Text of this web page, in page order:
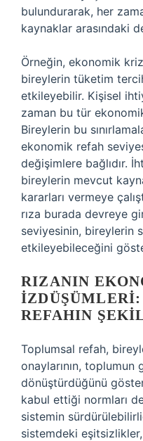
bulundurarak, her
kaynaklar arasındaki
Örneğin, ekonomik
bireylerin tüketim
etkileyebilir. Kişisel
zaman bu tür
Bireylerin bu
ekonomik refah
değişimlere bağlıdır.
bireylerin mevcut
kararları vermeye
rıza burada devreye
seviyesinin, bireylerin
etkileyebileceğini
RIZANIN
REFAHIN
Toplumsal refah,
onaylarının, toplumun
dönüştürdüğünü
kabul ettiği normları
sistemin
sistemdeki